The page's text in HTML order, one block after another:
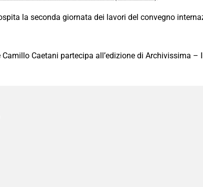
la seconda giornata dei lavori del convegno
Camillo Caetani partecipa all’edizione di Archivissima